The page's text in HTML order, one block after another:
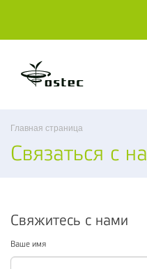
Главная страница
Связаться с
Свяжитесь с нами
Ваше имя